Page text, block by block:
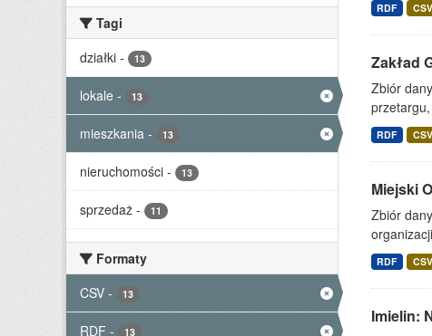
Tagi
działki - 13
lokale - 13
mieszkania - 13
nieruchomości - 13
sprzedaż - 11
Formaty
CSV - 13
RDF - 13
RDF CSV
Zakład
Zbiór
RDF CSV
Miejski
Zbiór
RDF CSV
Imielin: